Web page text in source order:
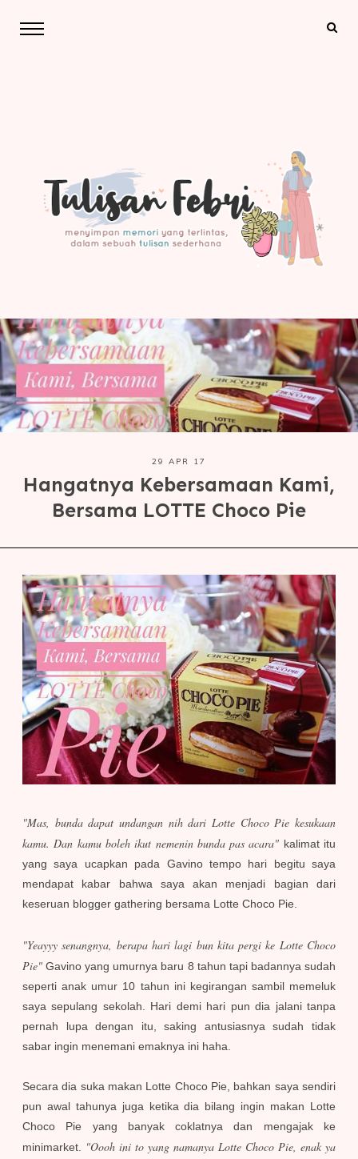
29 APR 17
Hangatnya Kebersamaan Kami,
Bersama LOTTE Choco Pie
"Mas, bunda dapat undangan nih dari Lotte Choco Pie kesukaan
kamu. Dan kamu boleh ikut nemenin bunda pas acara" kalimat itu
yang saya ucapkan pada Gavino tempo hari begitu saya
mendapat kabar bahwa saya akan menjadi bagian dari
keseruan blogger gathering bersama Lotte Choco Pie.
"Yeayyy senangnya, berapa hari lagi bun kita pergi ke Lotte Choco
Pie"Gavino yang umurnya baru 8 tahun tapi badannya sudah
seperti anak umur 10 tahun ini kegirangan sambil memeluk
saya sepulang sekolah. Hari demi hari pun dia jalani tanpa
pernah lupa dengan itu, saking antusiasnya sudah tidak
sabar ingin menemani emaknya ini haha.
Secara dia suka makan Lotte Choco Pie, bahkan saya sendiri
pun awal tahunya juga ketika dia bilang ingin makan Lotte
Choco Pie yang banyak coklatnya dan mengajak ke
minimarket. "Oooh ini to yang namanya Lotte Choco Pie, enak ya